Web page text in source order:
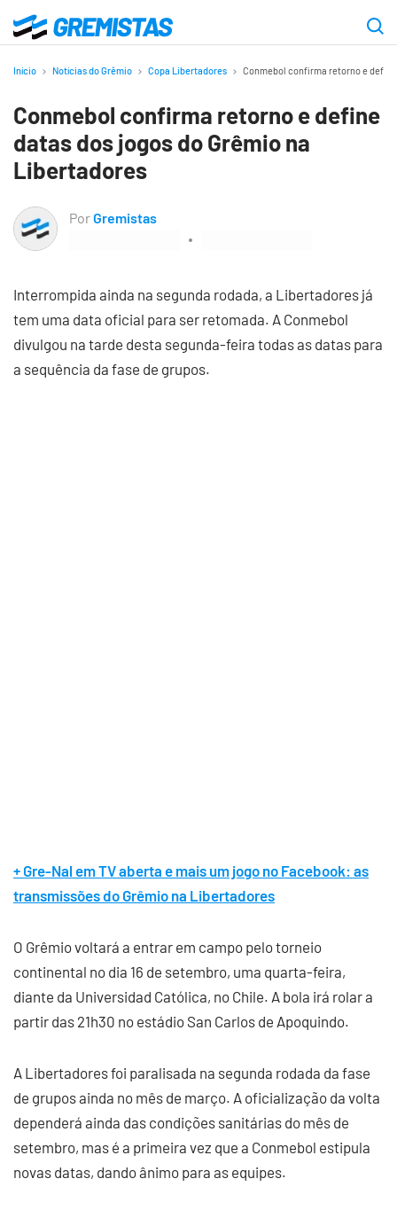
para
principal
Gremistas
Início Notícias do Grêmio Copa Libertadores Conmebol confirma retorno e
Conmebol confirma retorno e define
datas dos jogos do Grêmio na
Libertadores
PorGremistas
Interrompida ainda na segunda rodada, a Libertadores já
tem uma data oficial para ser retomada. A Conmebol
divulgou na tarde desta segunda-feira todas as datas para
a sequência da fase de grupos.
+ Gre-Nal em TV aberta e mais um jogo no Facebook: as
transmissões do Grêmio na Libertadores
O Grêmio voltará a entrar em campo pelo torneio
continental no dia 16 de setembro, uma quarta-feira,
diante da Universidad Católica, no Chile. A bola irá rolar a
partir das 21h30 no estádio San Carlos de Apoquindo.
A Libertadores foi paralisada na segunda rodada da fase
de grupos ainda no mês de março. A oficialização da volta
dependerá ainda das condições sanitárias do mês de
setembro, mas é a primeira vez que a Conmebol estipula
novas datas, dando ânimo para as equipes.